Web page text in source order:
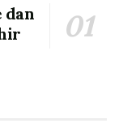
dan